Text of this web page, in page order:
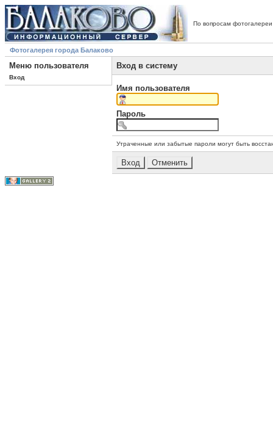
По вопросам
Фотогалерея города Балаково
Меню пользователя
Вход
Вход в систему
Имя пользователя
Пароль
Утраченные или забытые пароли могут быть